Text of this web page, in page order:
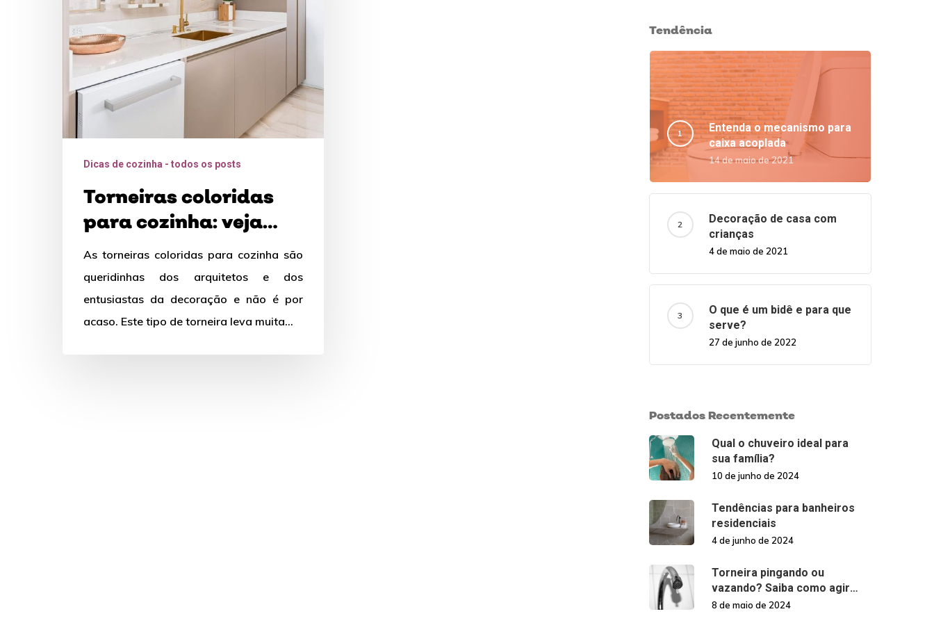
veja
como
adicionar
Dicas de cozinha - todos os posts
Torneiras coloridas
para cozinha: veja
como adicionar mais
cor ao ambiente
As torneiras coloridas para cozinha são
queridinhas dos arquitetos e dos
entusiastas da decoração e não é por
acaso. Este tipo de torneira leva muita…
Tendência
Entenda o mecanismo para
caixa acoplada
14 de maio de 2021
Decoração de casa com
crianças
4 de maio de 2021
O que é um bidê e para que
serve?
27 de junho de 2022
Postados Recentemente
Qual o chuveiro ideal para
sua família?
10 de junho de 2024
Tendências para banheiros
residenciais
4 de junho de 2024
Torneira pingando ou
vazando? Saiba como agir
nessas situações!
8 de maio de 2024